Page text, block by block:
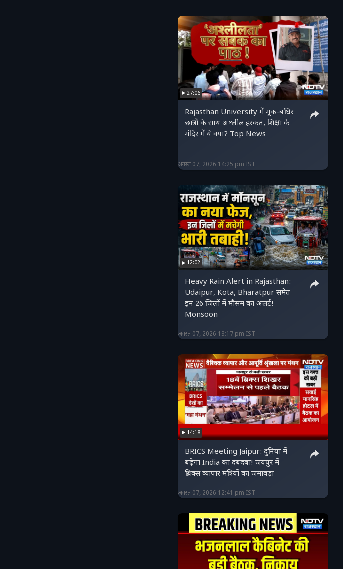
27:06
Rajasthan University में मूक-बधिर
छात्रों के साथ अश्लील हरकत, शिक्षा के
मंदिर में ये क्या? Top News
अगस्त 07, 2026 14:25 pm IST
12:02
Heavy Rain Alert in Rajasthan:
Udaipur, Kota, Bharatpur समेत
इन 26 जिलों में मौसम का अलर्ट!
Monsoon
अगस्त 07, 2026 13:17 pm IST
14:18
BRICS Meeting Jaipur: दुनिया में
बढ़ेगा India का दबदबा! जयपुर में
ब्रिक्स व्यापार मंत्रियों का जमावड़ा
अगस्त 07, 2026 12:41 pm IST